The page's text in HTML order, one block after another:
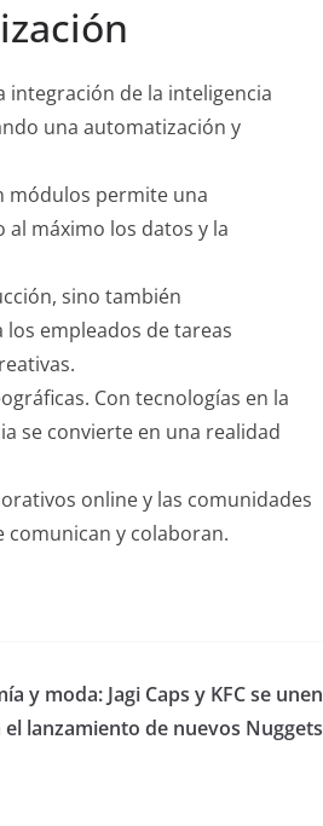
integración de la inteligencia
una automatización y
módulos permite una
máximo los datos y la
sino también
empleados de tareas
Con tecnologías en la
se convierte en una realidad
online y las comunidades
comunican y colaboran​​.
y moda: Jagi Caps y KFC se unen
el lanzamiento de nuevos Nuggets